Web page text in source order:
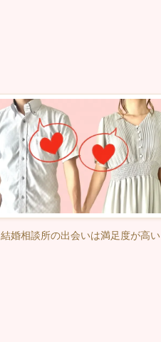
結婚相談所の出会いは満足度が高い